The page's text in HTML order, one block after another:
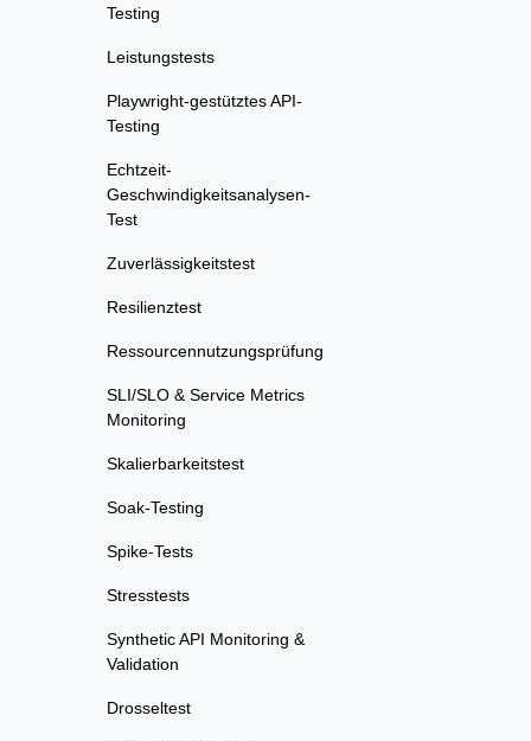
Testing
Leistungstests
Playwright-gestütztes API-
Testing
Echtzeit-
Geschwindigkeitsanalysen-
Test
Zuverlässigkeitstest
Resilienztest
Ressourcennutzungsprüfung
SLI/SLO & Service Metrics
Monitoring
Skalierbarkeitstest
Soak-Testing
Spike-Tests
Stresstests
Synthetic API Monitoring &
Validation
Drosseltest